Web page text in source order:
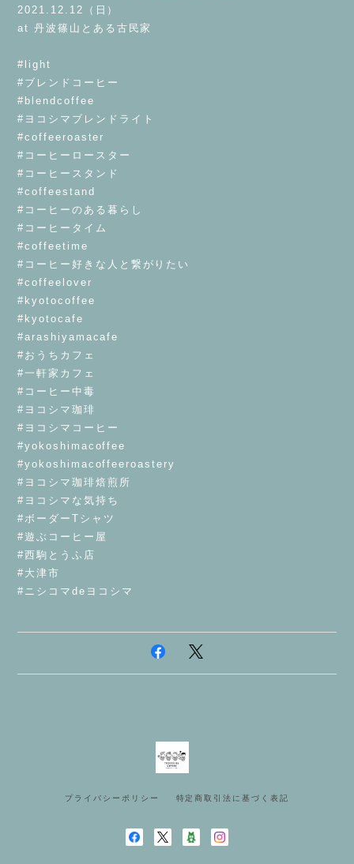
2021.12.12（日）
at 丹波篠山とある古民家
#light
#ブレンドコーヒー
#blendcoffee
#ヨコシマブレンドライト
#coffeeroaster
#コーヒーロースター
#コーヒースタンド
#coffeestand
#コーヒーのある暮らし
#コーヒータイム
#coffeetime
#コーヒー好きな人と繋がりたい
#coffeelover
#kyotocoffee
#kyotocafe
#arashiyamacafe
#おうちカフェ
#一軒家カフェ
#コーヒー中毒
#ヨコシマ珈琲
#ヨコシマコーヒー
#yokoshimacoffee
#yokoshimacoffeeroastery
#ヨコシマ珈琲焙煎所
#ヨコシマな気持ち
#ボーダーTシャツ
#遊ぶコーヒー屋
#西駒とうふ店
#大津市
#ニシコマdeヨコシマ
プライバシーポリシー 特定商取引法に基づく表記